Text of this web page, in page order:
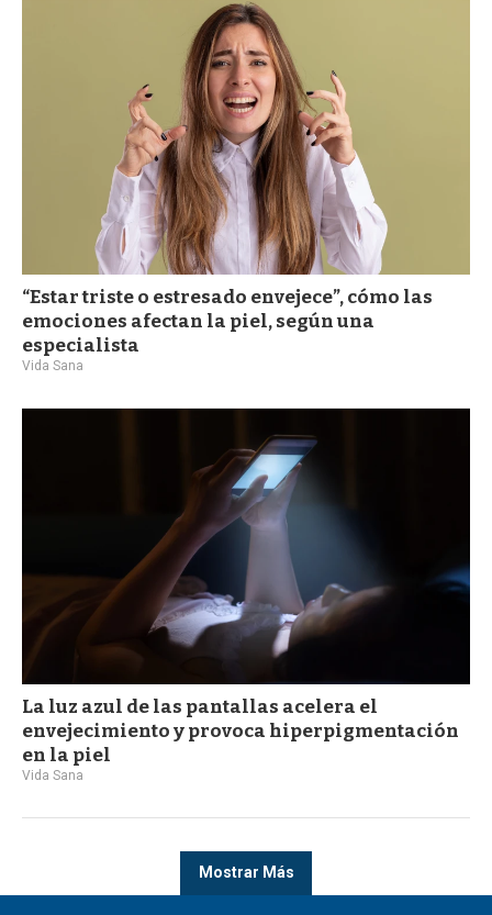
“Estar triste o estresado envejece”, cómo las
emociones afectan la piel, según una
especialista
Vida Sana
La luz azul de las pantallas acelera el
envejecimiento y provoca hiperpigmentación
en la piel
Vida Sana
Mostrar Más